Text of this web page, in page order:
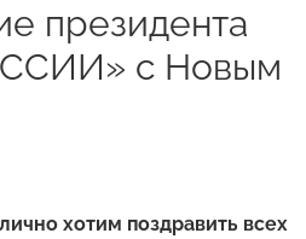
президента
с Новым
хотим поздравить всех